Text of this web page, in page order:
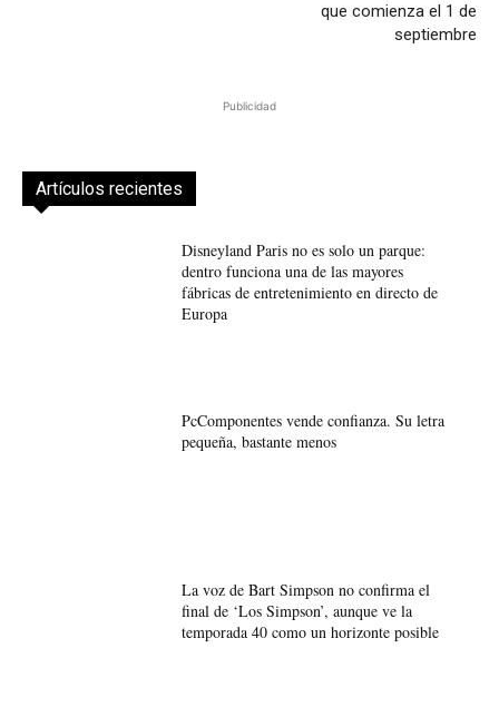
que comienza el 1 de
septiembre
Publicidad
Artículos recientes
Disneyland Paris no es solo un parque:
dentro funciona una de las mayores
fábricas de entretenimiento en directo de
Europa
PcComponentes vende confianza. Su letra
pequeña, bastante menos
La voz de Bart Simpson no confirma el
final de ‘Los Simpson’, aunque ve la
temporada 40 como un horizonte posible